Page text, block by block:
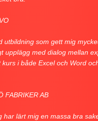
utbildning som gett mig
upplägg med dialog mellan
i både Excel och Word
FABRIKER AB
har lärt mig en massa bra